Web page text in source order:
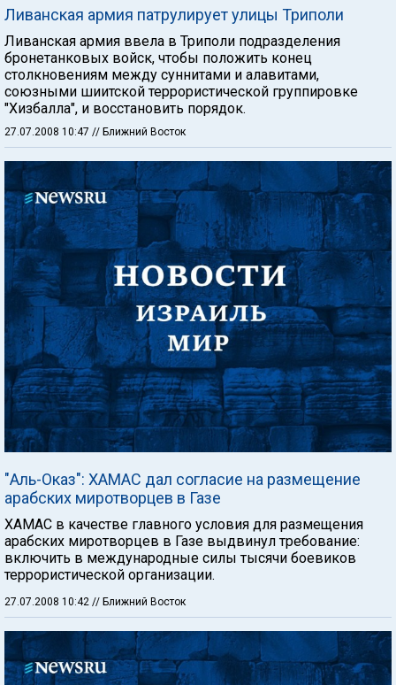
Ливанская армия патрулирует улицы Триполи
Ливанская армия ввела в Триполи подразделения
бронетанковых войск, чтобы положить конец
столкновениям между суннитами и алавитами,
союзными шиитской террористической группировке
"Хизбалла", и восстановить порядок.
27.07.2008 10:47 // Ближний Восток
"Аль-Оказ": ХАМАС дал согласие на размещение
арабских миротворцев в Газе
ХАМАС в качестве главного условия для размещения
арабских миротворцев в Газе выдвинул требование:
включить в международные силы тысячи боевиков
террористической организации.
27.07.2008 10:42 // Ближний Восток